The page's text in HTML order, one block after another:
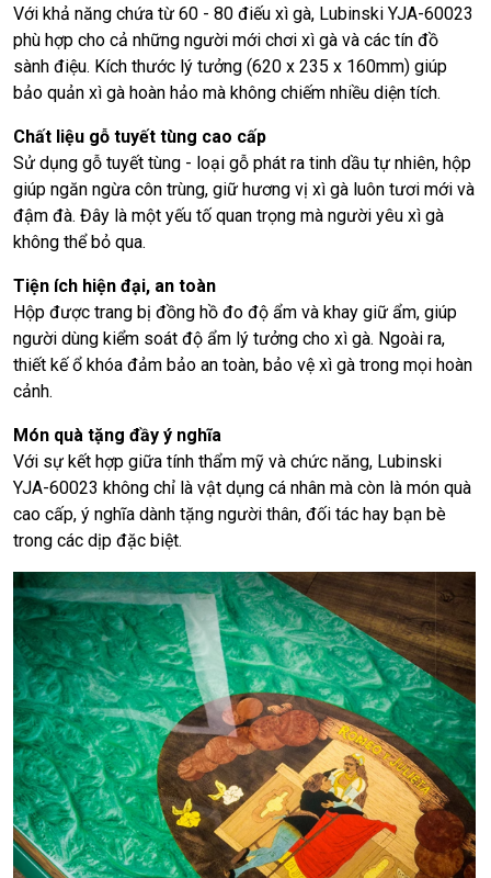
Với khả năng chứa từ 60 - 80 điếu xì gà, Lubinski YJA-60023
phù hợp cho cả những người mới chơi xì gà và các tín đồ
sành điệu. Kích thước lý tưởng (620 x 235 x 160mm) giúp
bảo quản xì gà hoàn hảo mà không chiếm nhiều diện tích.
Chất liệu gỗ tuyết tùng cao cấp
Sử dụng gỗ tuyết tùng - loại gỗ phát ra tinh dầu tự nhiên, hộp
giúp ngăn ngừa côn trùng, giữ hương vị xì gà luôn tươi mới và
đậm đà. Đây là một yếu tố quan trọng mà người yêu xì gà
không thể bỏ qua.
Tiện ích hiện đại, an toàn
Hộp được trang bị đồng hồ đo độ ẩm và khay giữ ẩm, giúp
người dùng kiểm soát độ ẩm lý tưởng cho xì gà. Ngoài ra,
thiết kế ổ khóa đảm bảo an toàn, bảo vệ xì gà trong mọi hoàn
cảnh.
Món quà tặng đầy ý nghĩa
Với sự kết hợp giữa tính thẩm mỹ và chức năng, Lubinski
YJA-60023 không chỉ là vật dụng cá nhân mà còn là món quà
cao cấp, ý nghĩa dành tặng người thân, đối tác hay bạn bè
trong các dịp đặc biệt.